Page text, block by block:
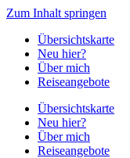
Zum Inhalt springen
Übersichtskarte
Neu hier?
Über mich
Reiseangebote
Übersichtskarte
Neu hier?
Über mich
Reiseangebote